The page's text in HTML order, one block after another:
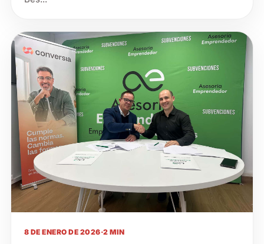
8 DE ENERO DE 2026·2 MIN